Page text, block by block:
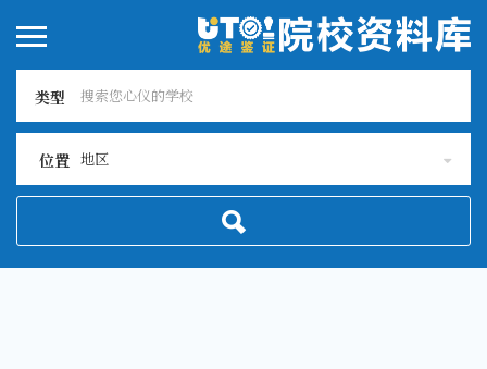
类型
位置 地区